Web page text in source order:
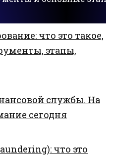
что это такое,
этапы,
службы. На
сегодня
что это